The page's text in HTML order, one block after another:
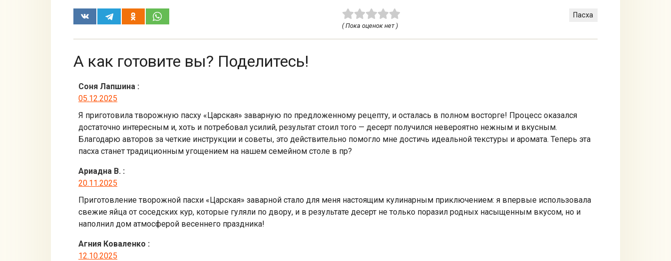
( Пока оценок нет )
Пасха
А как готовите вы? Поделитесь!
Соня Лапшина :
05.12.2025
Я приготовила творожную пасху «Царская» заварную по предложенному рецепту, и осталась в полном восторге! Процесс оказался
достаточно интересным и, хоть и потребовал усилий, результат стоил того — десерт получился невероятно нежным и вкусным.
Благодарю авторов за четкие инструкции и советы, это действительно помогло мне достичь идеальной текстуры и аромата. Теперь эта
пасха станет традиционным угощением на нашем семейном столе в пр?
Ариадна В. :
20.11.2025
Приготовление творожной пасхи «Царская» заварной стало для меня настоящим кулинарным приключением: я впервые использовала
свежие яйца от соседских кур, которые гуляли по двору, и в результате десерт не только поразил родных насыщенным вкусом, но и
наполнил дом атмосферой весеннего праздника!
Агния Коваленко :
12.10.2025